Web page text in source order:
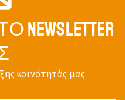
κοινότητάς μας